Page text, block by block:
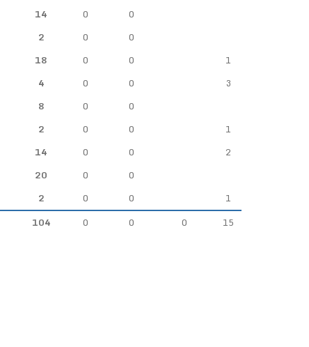
14 0
0
2 0
0
18 0 0
1
4 0 0
3
8 0
0
2 0 0
1
14 0 0
2
20 0
0
2 0 0
1
104 0 0 0 15